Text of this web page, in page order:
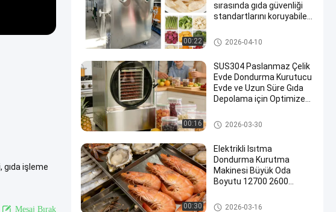
gıda işleme
Mesaj Bırak
00:22
sırasında gıda güvenliği
standartlarını koruyabilen
kurutma makinesi
Liyofilizatör Dondurarak Kurut
ucu
2026-04-10
00:16
SUS304 Paslanmaz Çelik
Evde Dondurma Kurutucu
Evde ve Uzun Süre Gıda
Depolama için Optimize
Yöntemine Sahip
Ev Dondurarak Kurutucu
2026-03-30
00:30
Elektrikli Isıtma
Dondurma Kurutma
Makinesi Büyük Oda
Boyutu 12700 2600
Laboratuvar için Uygun
Endüstriyel Dondurarak Kurut
2026-03-16